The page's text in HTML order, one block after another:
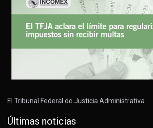
El Tribunal Federal de Justicia Administrativa…
Últimas noticias